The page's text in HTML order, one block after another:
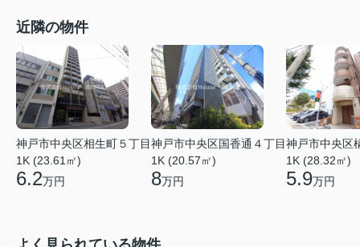
近隣の物件
神戸市中央区相生町５丁目
1K (23.61㎡)
6.2万円
神戸市中央区国香通４丁目
1K (20.57㎡)
8万円
神戸市中央区
1K (28.32㎡)
5.9万円